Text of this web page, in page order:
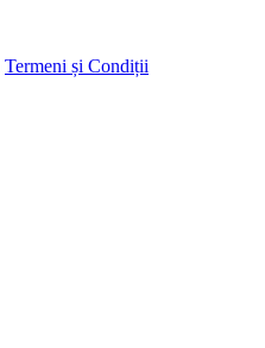
Termeni și Condiții